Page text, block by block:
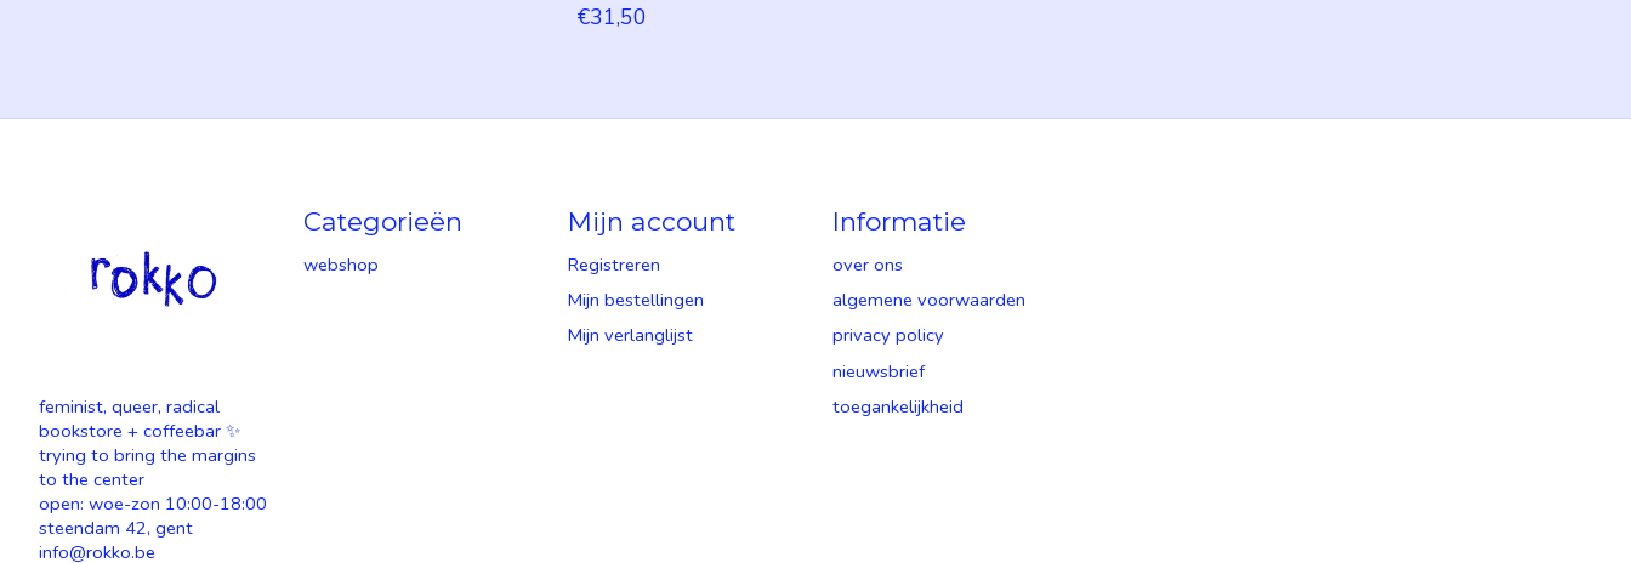
€31,50
feminist, queer, radical
bookstore + coffeebar ✨
trying to bring the margins
to the center
open: woe-zon 10:00-18:00
steendam 42, gent
info@rokko.be
Categorieën
webshop
Mijn account
Registreren
Mijn bestellingen
Mijn verlanglijst
Informatie
over ons
algemene voorwaarden
privacy policy
nieuwsbrief
toegankelijkheid